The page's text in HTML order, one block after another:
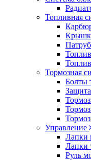
Топливная
Тормозная
Болты
Управление
Лапки
Лапки
Руль